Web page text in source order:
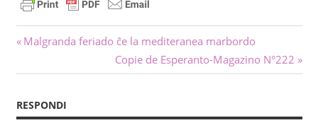
Navigado
tra
afiŝoj
Antaŭa
Malgranda feriado ĉe la mediteranea marbordo
Sekva
afiŝo:
Copie de Esperanto-Magazino N°222
RESPONDI